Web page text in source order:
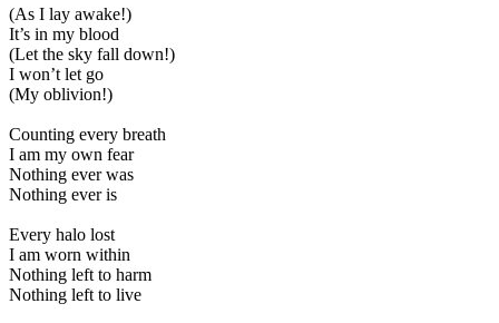
(As I lay awake!)
It’s in my blood
(Let the sky fall down!)
I won’t let go
(My oblivion!)
Counting every breath
I am my own fear
Nothing ever was
Nothing ever is
Every halo lost
I am worn within
Nothing left to harm
Nothing left to live